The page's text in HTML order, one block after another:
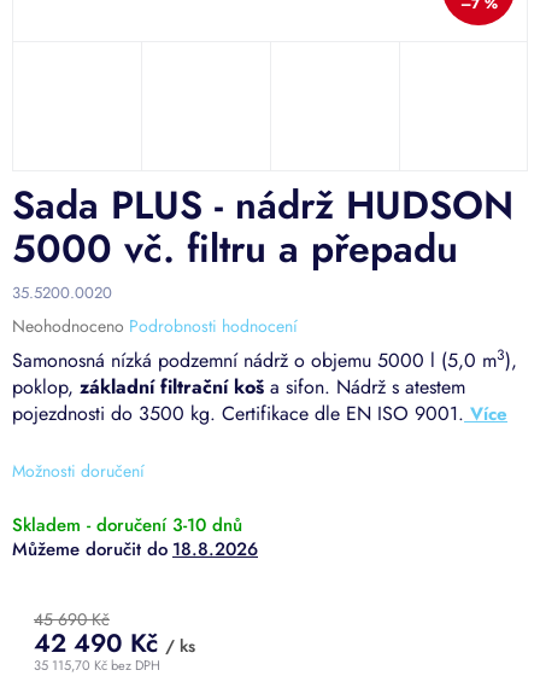
Možnosti doručení
Samonosná nízká podzemní nádrž o objemu 5000 l (5,0 m3),
poklop, základní filtrační koš a sifon. Nádrž s atestem
pojezdnosti do 3500 kg. Certifikace dle EN ISO 9001.
Sada PLUS - nádrž HUDSON
5000 vč. filtru a přepadu
35.5200.0020
Průměrné
hodnocení
produktu
je
0,0
5
hvězdiček.
Neohodnoceno Podrobnosti hodnocení
Skladem - doručení 3-10 dnů
18.8.2026
45 690 Kč
42 490 Kč / ks
35 115,70 Kč bez DPH